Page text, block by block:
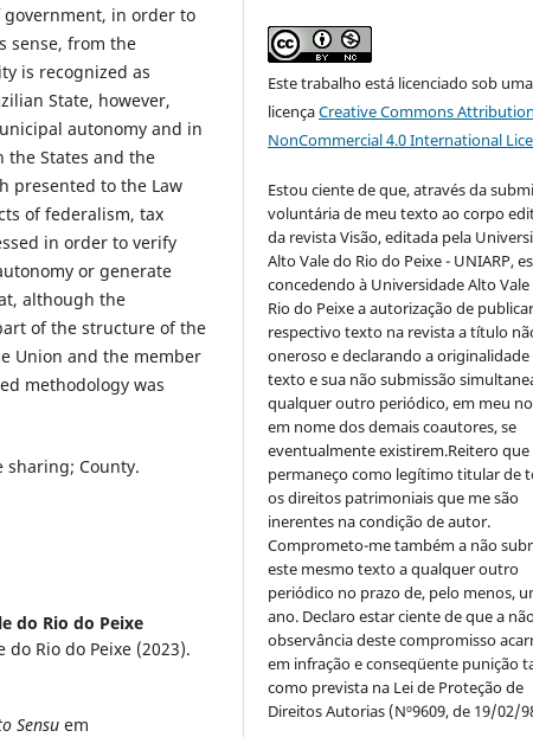
in order to
sense, from the
is recognized as
State, however,
autonomy and in
States and the
presented to the Law
of federalism, tax
in order to verify
or generate
although the
of the structure of the
Union and the member
methodology was
sharing; County.
do Rio do Peixe
Rio do Peixe (2023).
Sensu em
Este trabalho está licenciado sob uma
licençaCreative Commons
NonCommercial 4.0 International
Estou ciente de que, através da
voluntária de meu texto ao corpo
da revista Visão, editada pela
Alto Vale do Rio do Peixe - UNIARP,
concedendo à Universidade Alto
Rio do Peixe a autorização de
respectivo texto na revista a título
oneroso e declarando a
texto e sua não submissão
qualquer outro periódico, em meu
em nome dos demais coautores, se
eventualmente existirem.Reitero que
permaneço como legítimo titular de
os direitos patrimoniais que me são
inerentes na condição de autor.
Comprometo-me também a não
este mesmo texto a qualquer outro
periódico no prazo de, pelo menos,
ano. Declaro estar ciente de que a
observância deste compromisso
em infração e conseqüente punição
como prevista na Lei de Proteção de
Direitos Autorias (Nº9609, de 19/02/